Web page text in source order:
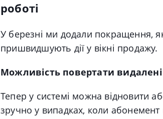
роботі
У березні ми додали покращення,
пришвидшують дії у вікні продажу.
Можливість повертати
Тепер у системі можна відновити
зручно у випадках, коли